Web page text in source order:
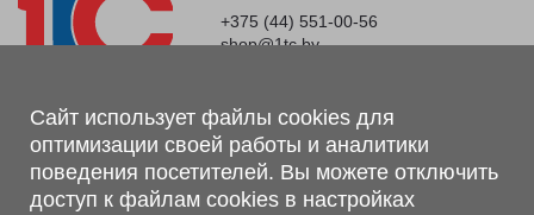
+375 (44) 551-00-56
shop@1tc.by
Магазин, склад
г. Минск, Минский р-н, п. Привольный, ул. Мира, 20А,
223062
г. Брест, ул. Лейтенанта Рябцева, 108 В, 224701
Сайт использует файлы cookies для
оптимизации своей работы и аналитики
поведения посетителей. Вы можете отключить
доступ к файлам cookies в настройках